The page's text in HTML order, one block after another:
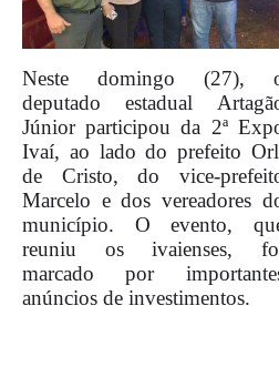
Neste domingo (27),
deputado estadual
Júnior participou da 2ª
Ivaí, ao lado do prefeito
de Cristo, do vice-
Marcelo e dos vereadores
município. O evento,
reuniu os ivaienses,
marcado por
anúncios de investimentos.